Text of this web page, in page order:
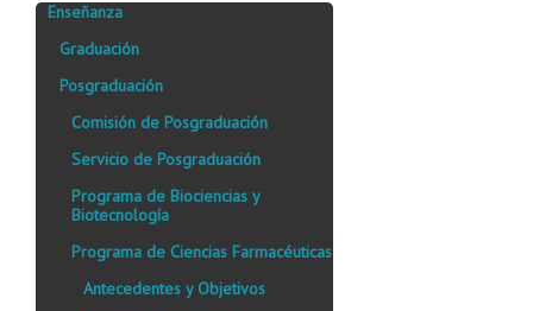
Enseñanza
Graduación
Posgraduación
Comisión de Posgraduación
Servicio de Posgraduación
Programa de Biociencias y
Biotecnología
Programa de Ciencias Farmacéuticas
Antecedentes y Objetivos